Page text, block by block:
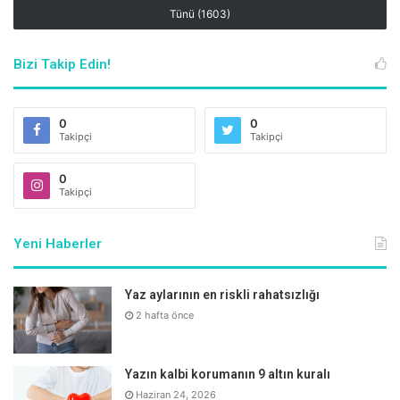
Varisten korunmak için aşağıdaki önerileri dikkate alın;
Bol bol hareket edin. Yürüme, yüzme, bisiklet, gibi
sürekliliği olan hareketleri tercih edin. Yaz aylarında
uzun süreli güneş banyolarından kaçının.
Tünü (1603)
Bizi Takip Edin!
0
Takipçi
0
Takipçi
0
Takipçi
Yeni Haberler
Yaz aylarının en riskli rahatsızlığı
2 hafta önce
Yazın kalbi korumanın 9 altın kuralı
Haziran 24, 2026